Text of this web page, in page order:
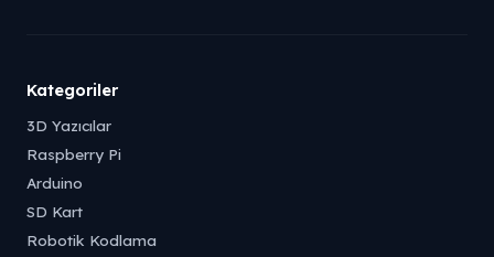
Kategoriler
3D Yazıcılar
Raspberry Pi
Arduino
SD Kart
Robotik Kodlama